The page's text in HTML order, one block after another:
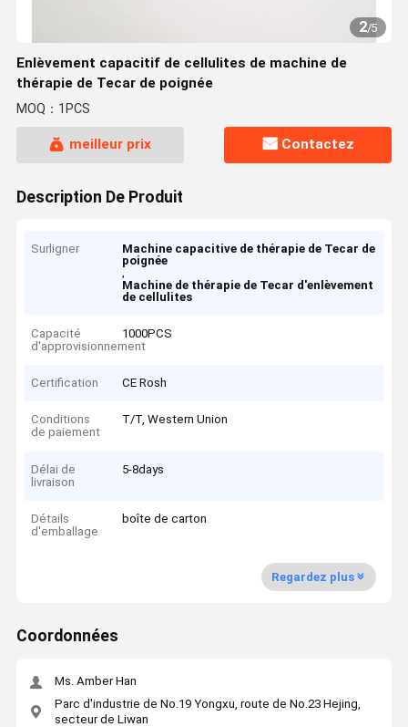
2/5
Enlèvement capacitif de cellulites de machine de
thérapie de Tecar de poignée
MOQ：1PCS
meilleur prix Contactez
Description De Produit
Surligner
Machine capacitive de thérapie de Tecar de
poignée
,
Machine de thérapie de Tecar d'enlèvement
de cellulites
Capacité
d'approvisionnement
1000PCS
Certification CE Rosh
Conditions
de paiement
T/T, Western Union
Délai de
livraison
5-8days
Détails
d'emballage
boîte de carton
Regardez plus
Coordonnées
Ms. Amber Han
Parc d'industrie de No.19 Yongxu, route de No.23 Hejing,
secteur de Liwan